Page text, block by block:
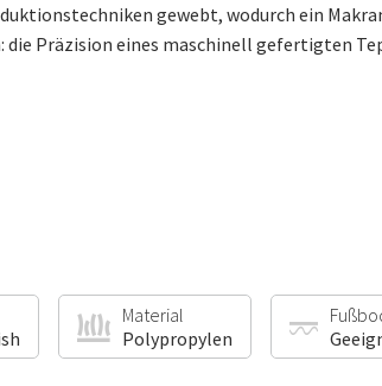
gewebt, wodurch ein
Präzision eines maschinell gefertigten
Material
Polypropylen